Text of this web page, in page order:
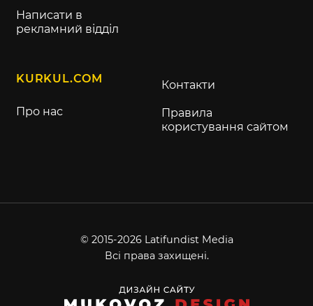
Написати в
рекламний відділ
KURKUL.COM
Про нас
Контакти
Правила
користування сайтом
© 2015-2026 Latifundist Media
Всі права захищені.